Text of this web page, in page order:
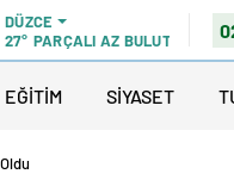
DÜZCE
27° PARÇALI AZ BULUTLU
EĞİTİM SİYASET